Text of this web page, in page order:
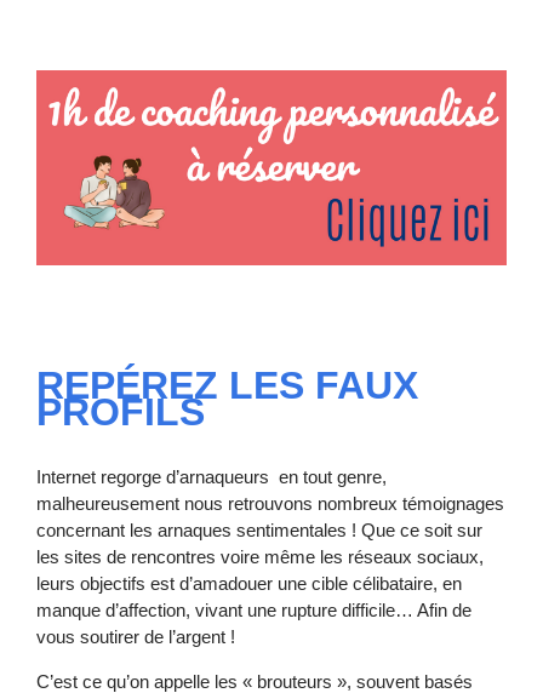
REPÉREZ LES FAUX
PROFILS
Internet regorge d’arnaqueurs en tout genre,
malheureusement nous retrouvons nombreux témoignages
concernant les arnaques sentimentales ! Que ce soit sur
les sites de rencontres voire même les réseaux sociaux,
leurs objectifs est d’amadouer une cible célibataire, en
manque d’affection, vivant une rupture difficile… Afin de
vous soutirer de l’argent !
C’est ce qu’on appelle les « brouteurs », souvent basés